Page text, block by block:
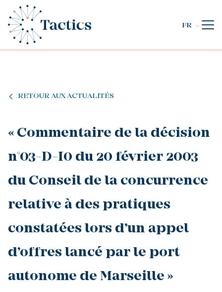
FR
RETOUR AUX ACTUALITÉS
« Commentaire de la décision
n°03-D-I0 du 20 février 2003
du Conseil de la concurrence
relative à des pratiques
constatées lors d’un appel
d’offres lancé par le port
autonome de Marseille »